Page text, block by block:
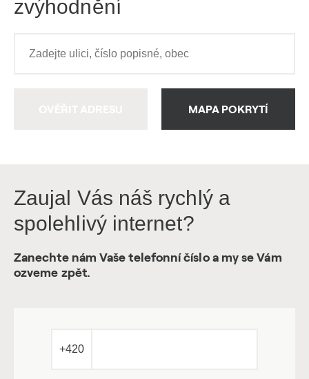
zvýhodnění
MAPA POKRYTÍ
Zaujal Vás náš rychlý a
spolehlivý internet?
Zanechte nám Vaše telefonní číslo a my se Vám
ozveme zpět.
+420